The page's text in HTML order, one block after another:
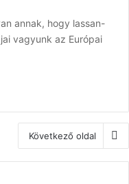
annak, hogy lassan-
vagyunk az Európai
Következő oldal